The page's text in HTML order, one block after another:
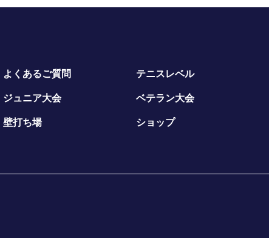
よくあるご質問 テニスレベル
ジュニア大会 ベテラン大会
壁打ち場 ショップ